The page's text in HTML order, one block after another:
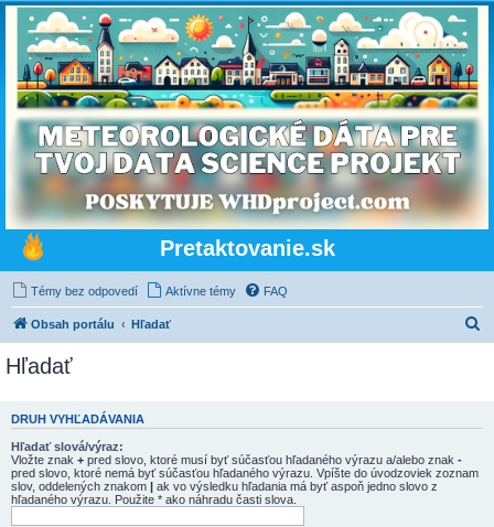
Pretaktovanie.sk
Témy bez odpovedí Aktívne témy FAQ
Obsah portálu Hľadať
a
Hľadať
DRUH VYHĽADÁVANIA
Hľadať slová/výraz:
Vložte znak + pred slovo, ktoré musí byť súčasťou hľadaného výrazu a/alebo znak -
pred slovo, ktoré nemá byť súčasťou hľadaného výrazu. Vpíšte do úvodzoviek zoznam
slov, oddelených znakom | ak vo výsledku hľadania má byť aspoň jedno slovo z
hľadaného výrazu. Použite * ako náhradu časti slova.